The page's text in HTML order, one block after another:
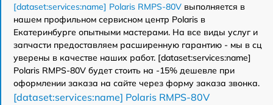
[dataset:services:name] Polaris RMPS-80V выполняется в
нашем профильном сервисном центр Polaris в
Екатеринбурге опытными мастерами. На все виды услуг и
запчасти предоставляем расширенную гарантию - мы в сц
уверены в качестве наших работ. [dataset:services:name]
Polaris RMPS-80V будет стоить на -15% дешевле при
оформлении заказа на сайте через форму заказа звонка.
[dataset:services:name] Polaris RMPS-80V